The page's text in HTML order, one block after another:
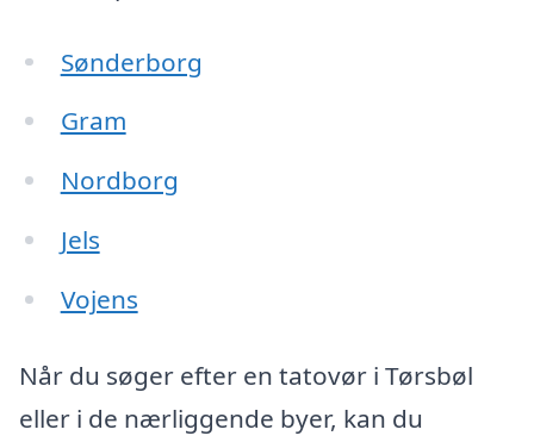
Sønderborg
Gram
Nordborg
Jels
Vojens
Når du søger efter en tatovør i Tørsbøl
eller i de nærliggende byer, kan du